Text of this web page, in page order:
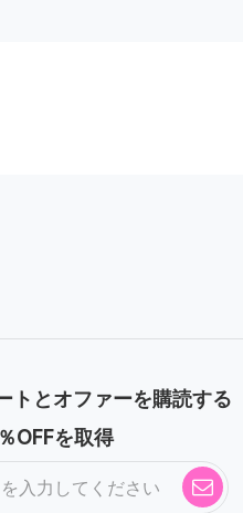
トとオファーを購読する
OFFを取得